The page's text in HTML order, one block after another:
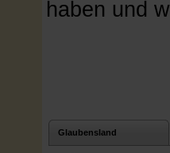
haben und
Glaubensland